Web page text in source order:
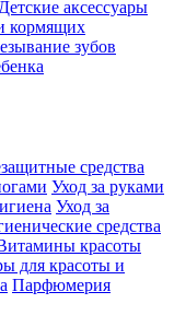
Детские аксессуары
кормящих
зубов
средства
Уход за руками
Уход за
средства
красоты
для красоты и
Парфюмерия